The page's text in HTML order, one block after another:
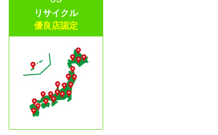
リサイクル
優良店認定